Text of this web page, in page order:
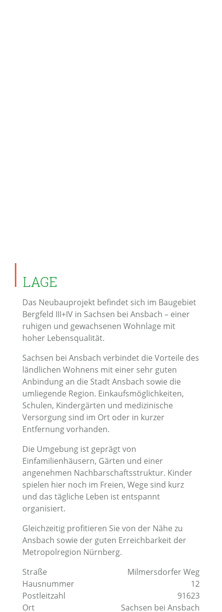
LAGE
Das Neubauprojekt befindet sich im Baugebiet
Bergfeld III+IV in Sachsen bei Ansbach – einer
ruhigen und gewachsenen Wohnlage mit
hoher Lebensqualität.
Sachsen bei Ansbach verbindet die Vorteile des
ländlichen Wohnens mit einer sehr guten
Anbindung an die Stadt Ansbach sowie die
umliegende Region. Einkaufsmöglichkeiten,
Schulen, Kindergärten und medizinische
Versorgung sind im Ort oder in kurzer
Entfernung vorhanden.
Die Umgebung ist geprägt von
Einfamilienhäusern, Gärten und einer
angenehmen Nachbarschaftsstruktur. Kinder
spielen hier noch im Freien, Wege sind kurz
und das tägliche Leben ist entspannt
organisiert.
Gleichzeitig profitieren Sie von der Nähe zu
Ansbach sowie der guten Erreichbarkeit der
Metropolregion Nürnberg.
Straße
Milmersdorfer Weg
Hausnummer
12
Postleitzahl
91623
Ort
Sachsen bei Ansbach